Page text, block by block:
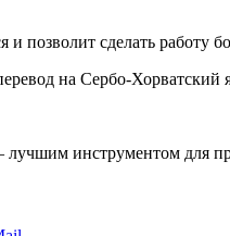
и позволит сделать
на Сербо-Хорватский
инструментом для